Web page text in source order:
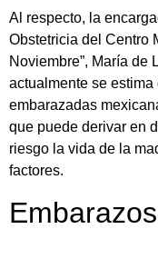
Al respecto, la
Obstetricia del Centro
Noviembre”, María de
actualmente se
embarazadas
que puede derivar en
riesgo la vida de la
factores.